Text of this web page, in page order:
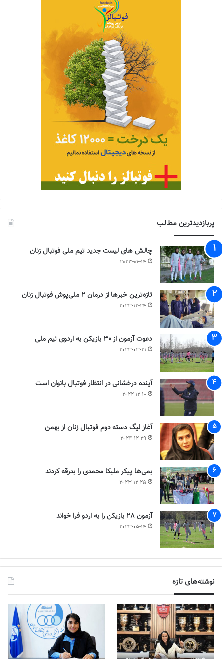
پربازدیدترین مطالب
چالش هاى ليست جدید تيم ملى فوتبال زنان
2023-06-14
تازه‌ترین خبرها از درمان ۲ ملی‌پوش فوتبال زنان
2023-12-24
دعوت آزمون از 30 بازیکن به اردوی تیم ملی
2023-03-21
آینده درخشانی در انتظار فوتبال بانوان است
2022-12-10
آغاز لیگ دسته دوم فوتبال زنان از بهمن
2024-12-29
بمی‌ها پیکر ملیکا محمدی را بدرقه کردند
2023-12-25
آزمون 28 بازیکن را به اردو فرا خواند
2023-05-14
نوشته‌های تازه